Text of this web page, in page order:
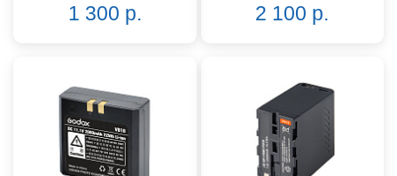
1 300 р. 2 100 р.